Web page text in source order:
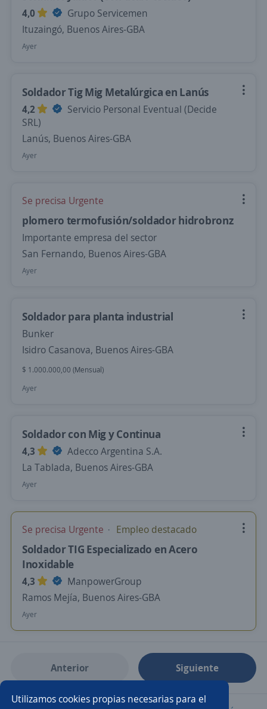
Utilizamos cookies propias necesarias para el
4,0
Grupo Servicemen
Ituzaingó, Buenos Aires-GBA
Ayer
Soldador Tig Mig Metalúrgica en Lanús
4,2
Servicio Personal Eventual (Decide
SRL)
Lanús, Buenos Aires-GBA
Ayer
Se precisa Urgente
plomero termofusión/soldador hidrobronz
Importante empresa del sector
San Fernando, Buenos Aires-GBA
Ayer
Soldador para planta industrial
Bunker
Isidro Casanova, Buenos Aires-GBA
$ 1.000.000,00 (Mensual)
Ayer
Soldador con Mig y Continua
4,3
Adecco Argentina S.A.
La Tablada, Buenos Aires-GBA
Ayer
Se precisa Urgente Empleo destacado
Soldador TIG Especializado en Acero
Inoxidable
4,3
ManpowerGroup
Ramos Mejía, Buenos Aires-GBA
Ayer
Anterior Siguiente